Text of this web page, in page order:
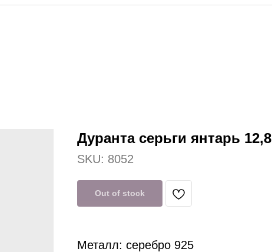
Дуранта серьги янтарь 12,8
SKU: 8052
Out of stock
Металл: серебро 925